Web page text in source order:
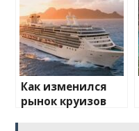
Как изменился
рынок круизов